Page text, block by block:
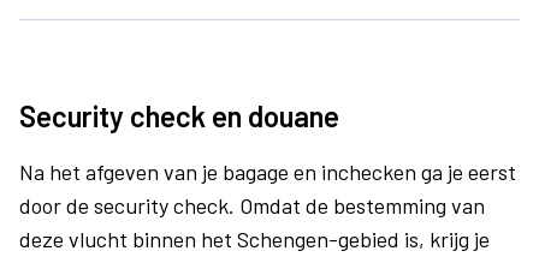
Security check en douane
Na het afgeven van je bagage en inchecken ga je eerst
door de security check. Omdat de bestemming van
deze vlucht binnen het Schengen-gebied is, krijg je